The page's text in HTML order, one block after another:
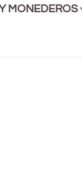
MONEDEROS